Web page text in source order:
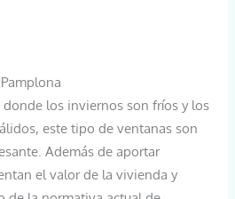
donde los inviernos son fríos y los
este tipo de ventanas son
Además de aportar
el valor de la vivienda y